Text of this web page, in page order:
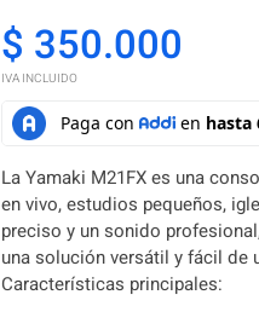
$ 350.000
IVA INCLUIDO
La Yamaki M21FX es una
en vivo, estudios pequeños,
preciso y un sonido
una solución versátil y fácil de
Características principales: